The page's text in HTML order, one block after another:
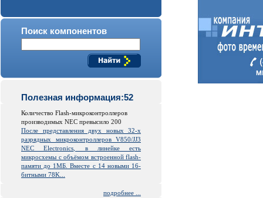
Поиск компонентов
Полезная информация:52
Количество Flash-микроконтроллеров
производимых NEC превысило 200
После представления двух новых 32-х
разрядных микроконтроллеров V850/JJ3
NEC Electronics, в линейке есть
микросхемы с объёмом встроенной flash-
памяти до 1МБ. Вместе с 14 новыми 16-
битными 78K...
подробнее ...